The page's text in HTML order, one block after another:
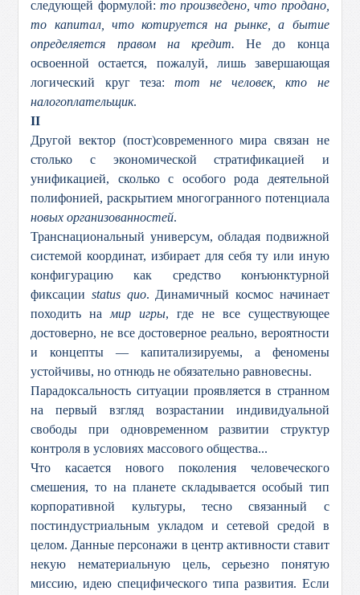
следующей формулой: то произведено, что продано,
то капитал, что котируется на рынке, а бытие
определяется правом на кредит.Не до конца
освоенной остается, пожалуй, лишь завершающая
логический круг теза: тот не человек, кто не
налогоплательщик.
II
Другой вектор (пост)современного мира связан не
столько с экономической стратификацией и
унификацией, сколько с особого рода деятельной
полифонией, раскрытием многогранного потенциала
новых организованностей.
Транснациональный универсум, обладая подвижной
системой координат, избирает для себя ту или иную
конфигурацию как средство конъюнктурной
фиксацииstatus quo. Динамичный космос начинает
походить на мир игры, где не все существующее
достоверно, не все достоверное реально, вероятности
и концепты — капитализируемы, а феномены
устойчивы, но отнюдь не обязательно равновесны.
Парадоксальность ситуации проявляется в странном
на первый взгляд возрастании индивидуальной
свободы при одновременном развитии структур
контроля в условиях массового общества...
Что касается нового поколения человеческого
смешения, то на планете складывается особый тип
корпоративной культуры, тесно связанный с
постиндустриальным укладом и сетевой средой в
целом. Данные персонажи в центр активности ставит
некую нематериальную цель, серьезно понятую
миссию, идею специфического типа развития. Если